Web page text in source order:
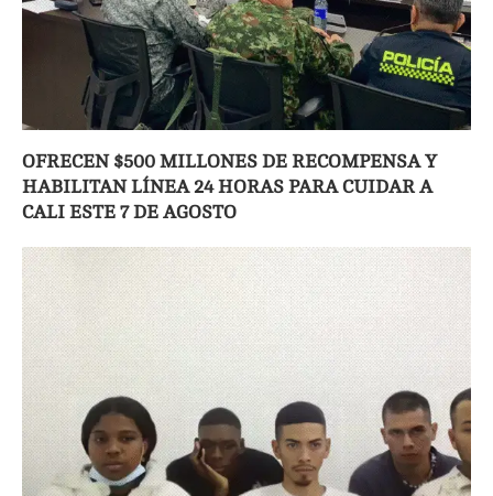
OFRECEN $500 MILLONES DE RECOMPENSA Y
HABILITAN LÍNEA 24 HORAS PARA CUIDAR A
CALI ESTE 7 DE AGOSTO